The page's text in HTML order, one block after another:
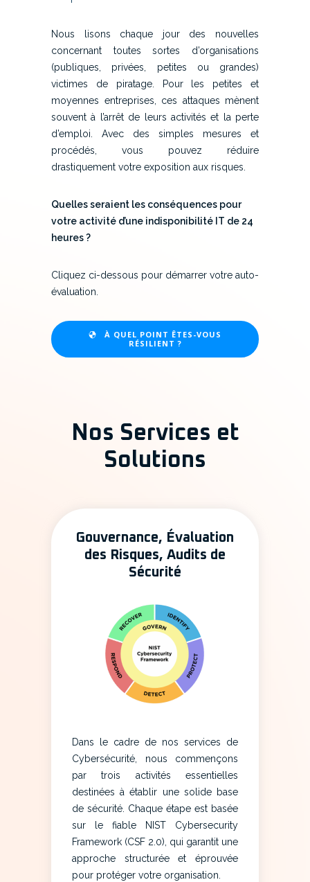
Nous lisons chaque jour des nouvelles
concernant toutes sortes d’organisations
(publiques, privées, petites ou grandes)
victimes de piratage. Pour les petites et
moyennes entreprises, ces attaques mènent
souvent à l’arrêt de leurs activités et la perte
d’emploi. Avec des simples mesures et
procédés, vous pouvez réduire
drastiquement votre exposition aux risques.
Quelles seraient les conséquences pour
votre activité d’une indisponibilité IT de 24
heures ?
Cliquez ci-dessous pour démarrer votre auto-
évaluation.
À QUEL POINT ÊTES-VOUS
RÉSILIENT ?
Nos Services et
Solutions
Gouvernance, Évaluation
des Risques, Audits de
Sécurité
Dans le cadre de nos services de
Cybersécurité, nous commençons
par trois activités essentielles
destinées à établir une solide base
de sécurité. Chaque étape est basée
sur le fiable NIST Cybersecurity
Framework (CSF 2.0), qui garantit une
approche structurée et éprouvée
pour protéger votre organisation.